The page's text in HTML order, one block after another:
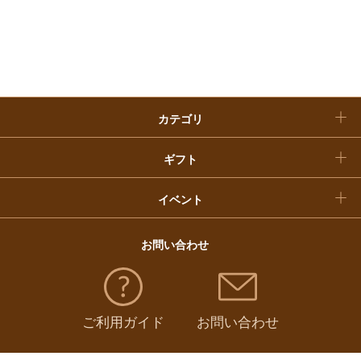
カテゴリ
ギフト
イベント
福袋
お問い合わせ
ご利用ガイド お問い合わせ